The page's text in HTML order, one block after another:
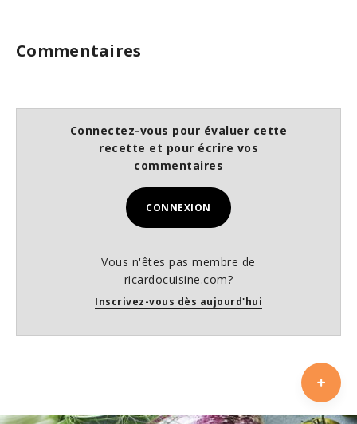
Commentaires
Connectez-vous pour évaluer cette
recette et pour écrire vos
commentaires
CONNEXION
Vous n'êtes pas membre de
ricardocuisine.com?
Inscrivez-vous dès aujourd'hui